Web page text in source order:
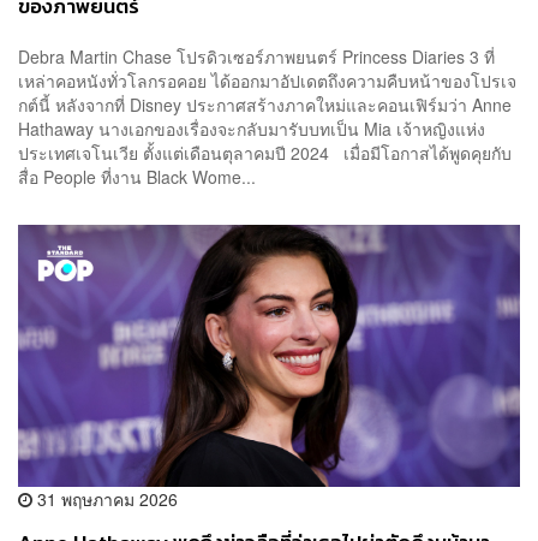
ของภาพยนตร์
Debra Martin Chase โปรดิวเซอร์ภาพยนตร์ Princess Diaries 3 ที่
เหล่าคอหนังทั่วโลกรอคอย ได้ออกมาอัปเดตถึงความคืบหน้าของโปรเจ
กต์นี้ หลังจากที่ Disney ประกาศสร้างภาคใหม่และคอนเฟิร์มว่า Anne
Hathaway นางเอกของเรื่องจะกลับมารับบทเป็น Mia เจ้าหญิงแห่ง
ประเทศเจโนเวีย ตั้งแต่เดือนตุลาคมปี 2024 เมื่อมีโอกาสได้พูดคุยกับ
สื่อ People ที่งาน Black Wome...
31 พฤษภาคม 2026